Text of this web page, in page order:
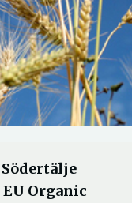
Organic